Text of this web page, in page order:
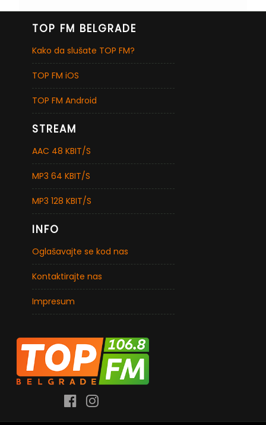
TOP FM BELGRADE
Kako da slušate TOP FM?
TOP FM iOS
TOP FM Android
STREAM
AAC 48 KBIT/S
MP3 64 KBIT/S
MP3 128 KBIT/S
INFO
Oglašavajte se kod nas
Kontaktirajte nas
Impresum